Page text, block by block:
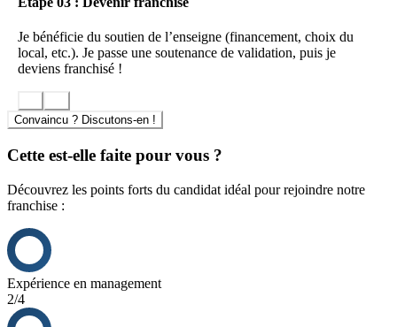
Je bénéficie du soutien de l’enseigne (financement, choix du
local, etc.). Je passe une soutenance de validation, puis je
deviens franchisé !
Convaincu ? Discutons-en !
Cette est-elle faite pour vous ?
Découvrez les points forts du candidat idéal pour rejoindre notre
franchise :
Expérience en management
2/4